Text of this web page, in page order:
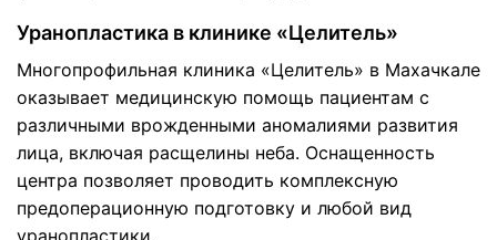
Уранопластика в клинике «Целитель»
Многопрофильная клиника «Целитель» в Махачкале
оказывает медицинскую помощь пациентам с
различными врожденными аномалиями развития
лица, включая расщелины неба. Оснащенность
центра позволяет проводить комплексную
предоперационную подготовку и любой вид
уранопластики.